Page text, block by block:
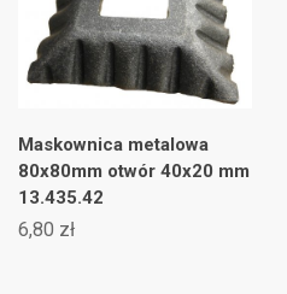
Maskownica metalowa
80x80mm otwór 40x20 mm
13.435.42
6,80 zł